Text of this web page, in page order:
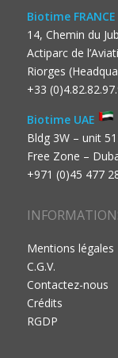
Biotime FRANCE
14, Chemin du
Actiparc de
Riorges
+33
Biotime UAE
Bldg 3W – unit
Free Zone –
+971 (0)45 477
Mentions légales
C.G.V.
Contactez-nous
Crédits
RGDP